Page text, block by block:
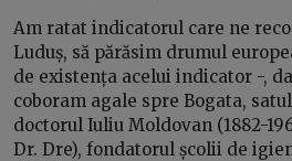
Am ratat indicatorul care ne
Luduș, să părăsim drumul
de existența acelui indicator -,
coboram agale spre Bogata,
doctorul Iuliu Moldovan (1882-
Dr. Dre), fondatorul școlii de